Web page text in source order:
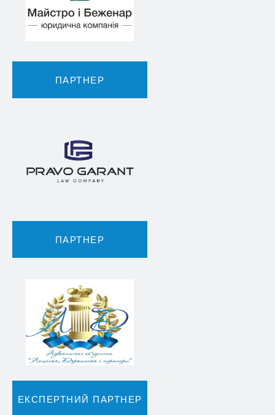
ПАРТНЕР
ПАРТНЕР
ЕКСПЕРТНИЙ ПАРТНЕР